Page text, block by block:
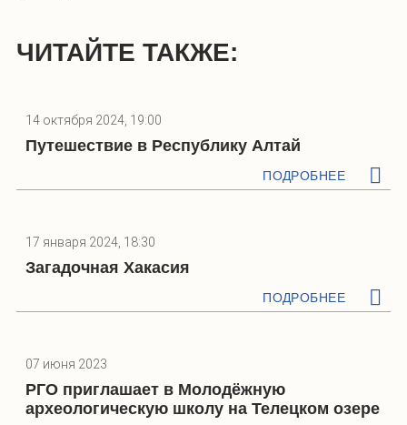
ЧИТАЙТЕ ТАКЖЕ:
14 октября 2024, 19:00
Путешествие в Республику Алтай
ПОДРОБНЕЕ
17 января 2024, 18:30
Загадочная Хакасия
ПОДРОБНЕЕ
07 июня 2023
РГО приглашает в Молодёжную
археологическую школу на Телецком озере